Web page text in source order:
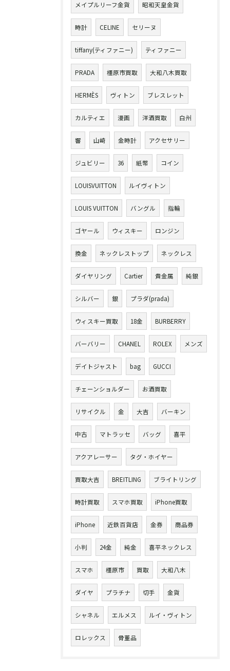
メイプルリーフ金貨 昭和天皇金貨
時計 CELINE セリーヌ
tiffany(ティファニー) ティファニー
PRADA 橿原市買取 大和八木買取
HERMÈS ヴィトン ブレスレット
カルティエ 漫画 洋酒買取 白州
響 山崎 金時計 アクセサリー
ジュビリー 36 紙幣 コイン
LOUISVUITTON ルイヴィトン
LOUIS VUITTON バングル 指輪
ゴヤール ウィスキー ロンジン
換金 ネックレストップ ネックレス
ダイヤリング Cartier 貴金属 純銀
シルバー 銀 プラダ(prada)
ウィスキー買取 18金 BURBERRY
バーバリー CHANEL ROLEX メンズ
デイトジャスト bag GUCCI
チェーンショルダー お酒買取
リサイクル 金 大吉 バーキン
中古 マトラッセ バッグ 喜平
アクアレーサー タグ・ホイヤー
買取大吉 BREITLING ブライトリング
時計買取 スマホ買取 iPhone買取
iPhone 近鉄百貨店 金券 商品券
小判 24金 純金 喜平ネックレス
スマホ 橿原市 買取 大和八木
ダイヤ プラチナ 切手 金貨
シャネル エルメス ルイ・ヴィトン
ロレックス 骨董品